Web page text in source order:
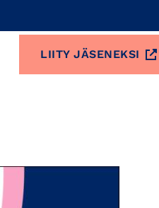
LIITY JÄSENEKSI